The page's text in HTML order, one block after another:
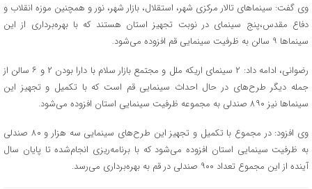
وی گفت: سینماهای تالار مرکزی شهر، استقلال، بازار شهر، نور و همچنین موزه انقلاب و
دفاع مقدس،‌پنج سینمای در نوبت تجهیز استان هستند که با بهره‌برداری از این
سینماها ۹ سالن به ظرفیت سینمایی قم افزوده می‌شود.
رضوانی، ادامه داد: ۲ سینمای اریکه ملل و مجتمع بازار سلام با دارا بودن ۲ و ۶ سالن از
جمله دیگر طرح‌های در حال احداث سینمایی قم است که با تکمیل و تجهیز این
سینماها نیز ۸۹۰ صندلی به مجموعه ظرفیت سینمایی استان افزوده می‌شود.
وی افزود: در مجموع با تکمیل و تجهیز این طرح‌های سینمایی سه هزار و ۸۰ صندلی
به ظرفیت سینمایی استان افزوده می‌شود که با برنامه‌ریزی انجام‌شده تا پایان سال
آینده از این مجموع تعداد ۹۰۰ صندلی در قم به بهره‌برداری می‌رسد.